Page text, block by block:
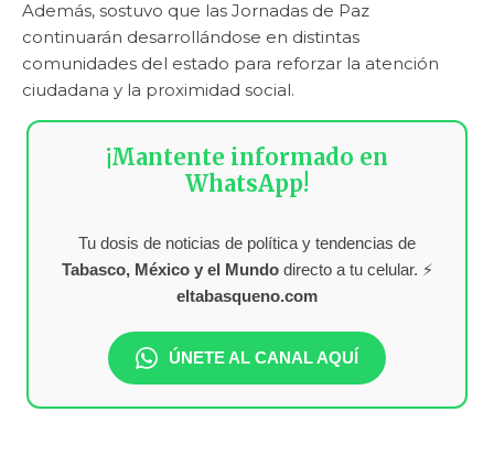
Además, sostuvo que las Jornadas de Paz
continuarán desarrollándose en distintas
comunidades del estado para reforzar la atención
ciudadana y la proximidad social.
¡Mantente informado en
WhatsApp!
Tu dosis de noticias de política y tendencias de
Tabasco, México y el Mundodirecto a tu celular. ⚡
eltabasqueno.com
ÚNETE AL CANAL AQUÍ